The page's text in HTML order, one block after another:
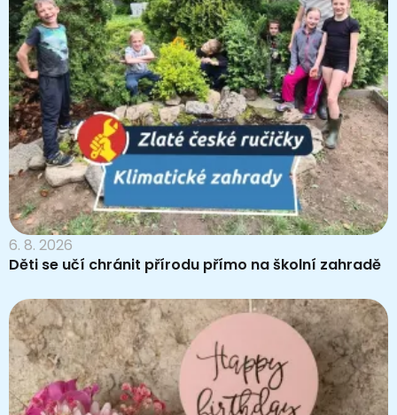
6. 8. 2026
Děti se učí chránit přírodu přímo na školní zahradě